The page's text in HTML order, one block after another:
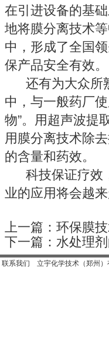
在引进设备的基
地将膜分离技术
中，形成了全国
保产品安全有效。
还有为大众所
中，与一般药厂
物”。用超声波
用膜分离技术除
的含量和药效。
科技保证疗效
业的应用将会越
上一篇： 环保膜
下一篇： 水处理
联系我们 立宇化学技术（郑州